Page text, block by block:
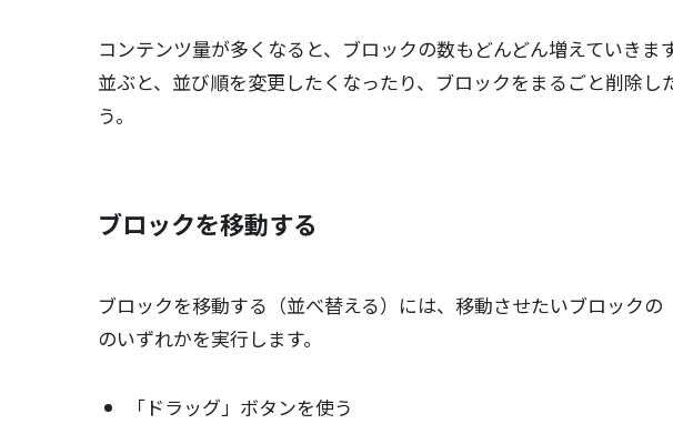
コンテンツ量が多くなると、ブロックの数もどんどん増えていき
並ぶと、並び順を変更したくなったり、ブロックをまるごと削除し
う。
ブロックを移動する
ブロックを移動する（並べ替える）には、移動させたいブロック
のいずれかを実行します。
「ドラッグ」ボタンを使う